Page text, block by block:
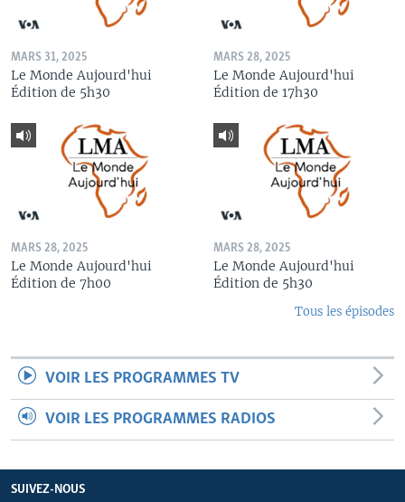
MARS 31, 2025
Le Monde Aujourd'hui
Édition de 5h30
MARS 28, 2025
Le Monde Aujourd'hui
Édition de 17h30
MARS 28, 2025
Le Monde Aujourd'hui
Édition de 7h00
MARS 28, 2025
Le Monde Aujourd'hui
Édition de 5h30
Tous les épisodes
VOIR LES PROGRAMMES TV
VOIR LES PROGRAMMES RADIOS
SUIVEZ-NOUS